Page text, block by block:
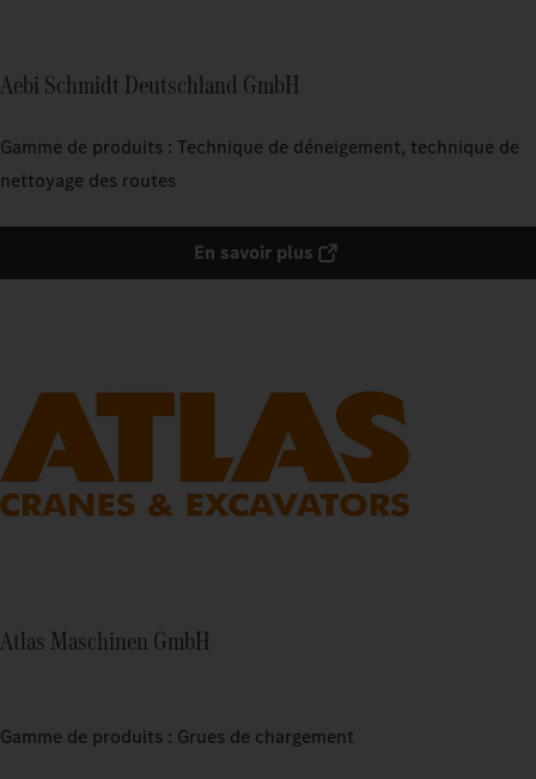
Aebi Schmidt Deutschland GmbH
Gamme de produits : Technique de déneigement, technique de
nettoyage des routes
En savoir plus
Atlas Maschinen GmbH
Gamme de produits : Grues de chargement